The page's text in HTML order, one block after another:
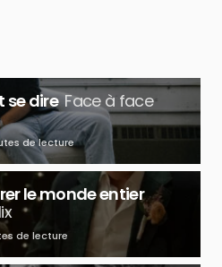
se dire Face à face
de lecture
le monde entier
de lecture